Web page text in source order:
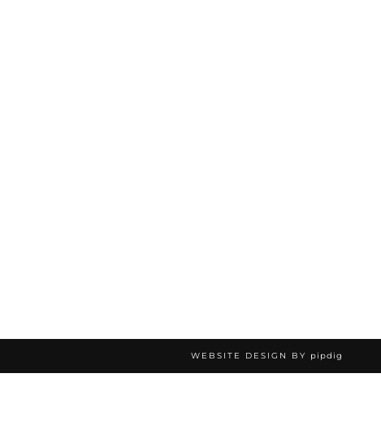
WEBSITE DESIGN BY pipdig